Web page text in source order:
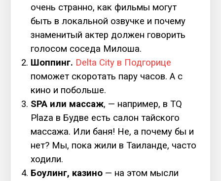
очень странно, как фильмы могут
быть в локальной озвучке и почему
знаменитый актер должен говорить
голосом соседа Милоша.
Шоппинг. Delta City в Подгорице
поможет скоротать пару часов. А с
кино и побольше.
SPA или массаж, — например, в TQ
Plaza в Будве есть салон тайского
массажа. Или баня! Не, а почему бы и
нет? Мы, пока жили в Таиланде, часто
ходили.
Боулинг, казино — на этом мысли